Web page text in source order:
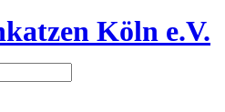
Köln e.V.